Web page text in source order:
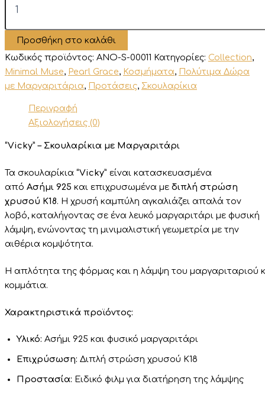
με
Μαργαριτάρι
ποσότητα
Προσθήκη στο καλάθι
Κωδικός προϊόντος: ANO-S-00011 Κατηγορίες: Collection,
Minimal Muse, Pearl Grace, Κοσμήματα, Πολύτιμα Δώρα
με Μαργαριτάρια, Προτάσεις, Σκουλαρίκια
Περιγραφή
Αξιολογήσεις (0)
“Vicky” – Σκουλαρίκια με Μαργαριτάρι
Τα σκουλαρίκια “Vicky” είναι κατασκευασμένα
από Ασήμι 925 και επιχρυσωμένα με διπλή στρώση
χρυσού Κ18. Η χρυσή καμπύλη αγκαλιάζει απαλά τον
λοβό, καταλήγοντας σε ένα λευκό μαργαριτάρι με φυσική
λάμψη, ενώνοντας τη μινιμαλιστική γεωμετρία με την
αιθέρια κομψότητα.
Η απλότητα της φόρμας και η λάμψη του μαργαριταριού
κομμάτια.
Χαρακτηριστικά προϊόντος:
Υλικό: Ασήμι 925 και φυσικό μαργαριτάρι
Επιχρύσωση: Διπλή στρώση χρυσού Κ18
Προστασία: Ειδικό φιλμ για διατήρηση της λάμψης